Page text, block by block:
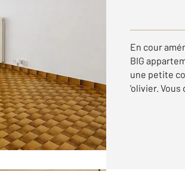
En cour
BIG
une petite
'olivier. Vous